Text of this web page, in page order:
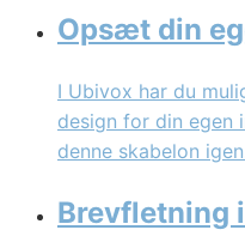
Opsæt din
I Ubivox har du
design for din egen
denne skabelon
Brevfletning